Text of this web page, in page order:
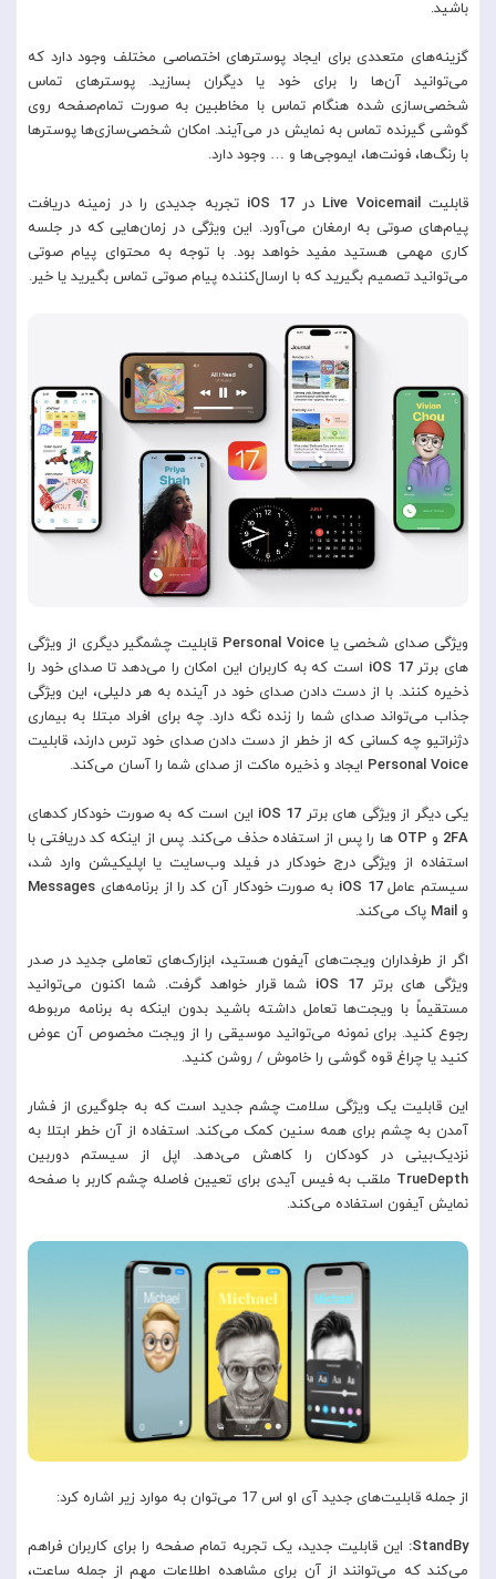
باشید.
گزینه‌های متعددی برای ایجاد پوسترهای اختصاصی مختلف وجود دارد که
می‌توانید آن‌ها را برای خود یا دیگران بسازید. پوسترهای تماس
شخصی‌سازی شده هنگام تماس با مخاطبین به صورت تمام‌صفحه روی
گوشی گیرنده تماس به نمایش در می‌آیند. امکان شخصی‌سازی‌ها پوسترها
با رنگ‌ها، فونت‌ها، ایموجی‌ها و … وجود دارد.
قابلیتLive Voicemail درiOS 17 تجربه جدیدی را در زمینه دریافت
پیام‌های صوتی به ارمغان می‌آورد. این ویژگی در زمان‌هایی که در جلسه
کاری مهمی هستید مفید خواهد بود. با توجه به محتوای پیام صوتی
می‌توانید تصمیم بگیرید که با ارسال‌کننده پیام صوتی تماس بگیرید یا خیر.
ویژگی صدای شخصی یاPersonal Voice قابلیت چشمگیر دیگری از ویژگی
های برتر iOS 17
است که به کاربران این امکان را می‌دهد تا صدای خود را
ذخیره کنند. با از دست دادن صدای خود در آینده به هر دلیلی، این ویژگی
جذاب می‌تواند صدای شما را زنده نگه دارد. چه برای افراد مبتلا به بیماری
دژنراتیو چه کسانی که از خطر از دست دادن صدای خود ترس دارند، قابلیت
Personal Voice ایجاد و ذخیره ماکت از صدای شما را آسان می‌کند.
یکی دیگر از ویژگی های برتر iOS 17 این است که به صورت خودکار کدهای
2FA و OTP ها را پس از استفاده حذف می‌کند. پس از اینکه کد دریافتی با
استفاده از ویژگی درج خودکار در فیلد وب‌سایت یا اپلیکیشن وارد شد،
سیستم عاملiOS 17 به صورت خودکار آن کد را از برنامه‌های Messages
و Mail پاک می‌کند.
اگر از طرفداران ویجت‌های آیفون هستید، ابزارک‌های تعاملی جدید در صدر
ویژگی های برترiOS 17 شما قرار خواهد گرفت. شما اکنون می‌توانید
مستقیماً با ویجت‌ها تعامل داشته باشید بدون اینکه به برنامه مربوطه
رجوع کنید. برای نمونه می‌توانید موسیقی را از ویجت مخصوص آن عوض
کنید یا چراغ قوه گوشی را خاموش / روشن کنید.
این قابلیت یک ویژگی سلامت چشم جدید است که به جلوگیری از فشار
آمدن به چشم برای همه سنین کمک می‌کند. استفاده از آن خطر ابتلا به
نزدیک‌بینی در کودکان را کاهش می‌دهد. اپل از سیستم دوربین
TrueDepth ملقب به فیس آیدی برای تعیین فاصله چشم کاربر با صفحه
نمایش آیفون استفاده می‌کند.
از جمله قابلیت‌های جدید آی او اس 17 می‌توان به موارد زیر اشاره کرد:
StandBy: این قابلیت جدید، یک تجربه تمام صفحه را برای کاربران فراهم
می‌کند که می‌توانند از آن برای مشاهده اطلاعات مهم از جمله ساعت،